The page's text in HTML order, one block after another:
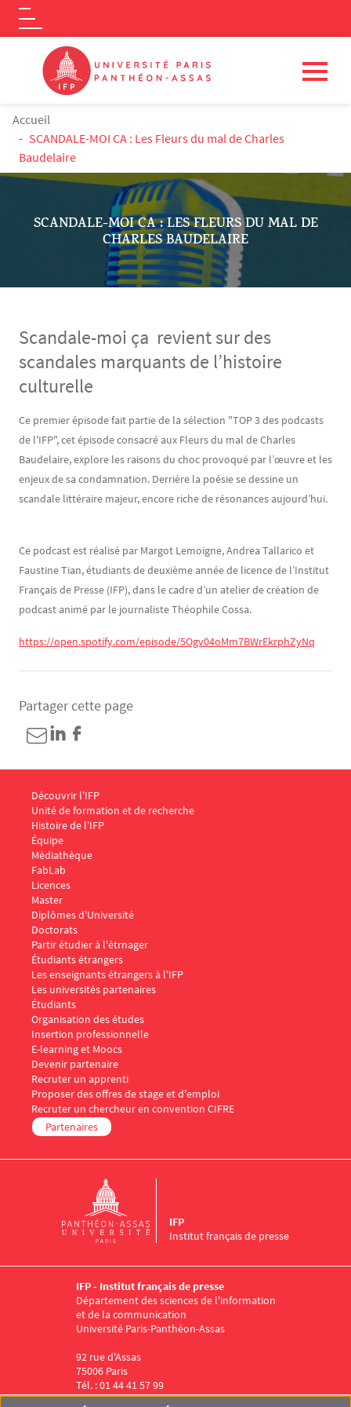
Aller au contenu principal
Logo
FIL D'ARIANE
Accueil
SCANDALE-MOI CA : Les Fleurs du mal de Charles
Baudelaire
SCANDALE-MOI CA : LES FLEURS DU MAL DE
CHARLES BAUDELAIRE
Scandale-moi ça revient sur des
scandales marquants de l’histoire
culturelle
Contenu
Texte
Ce premier épisode fait partie de la sélection "TOP 3 des podcasts
de l'IFP", cet épisode consacré aux Fleurs du mal de Charles
Baudelaire, explore les raisons du choc provoqué par l’œuvre et les
enjeux de sa condamnation. Derrière la poésie se dessine un
scandale littéraire majeur, encore riche de résonances aujourd’hui.
Ce podcast est réalisé par Margot Lemoigne, Andrea Tallarico et
Faustine Tian, étudiants de deuxième année de licence de l’Institut
Français de Presse (IFP), dans le cadre d’un atelier de création de
podcast animé par le journaliste Théophile Cossa.
https://open.spotify.com/episode/5Ogv04oMm7BWrEkrphZyNq
Partager cette page
Menu Footer IFP 1
Découvrir l'IFP
Unité de formation et de recherche
Histoire de l'IFP
Équipe
Médiathèque
FabLab
Menu Footer IFP 2
Licences
Master
Diplômes d'Université
Doctorats
Menu Footer IFP 3
Partir étudier à l'étrnager
Étudiants étrangers
Les enseignants étrangers à l'IFP
Les universités partenaires
Menu Footer IFP 4
Étudiants
Organisation des études
Insertion professionnelle
E-learning et Moocs
Menu Footer IFP 5
Devenir partenaire
Recruter un apprenti
Proposer des offres de stage et d'emploi
Recruter un chercheur en convention CIFRE
Partenaires
Institut français de presse
IFP
IFP - Institut français de presse
Département des sciences de l'information
et de la communication
Université Paris-Panthéon-Assas
92 rue d'Assas
75006 Paris
Tél. : 01 44 41 57 99
Menu RS IFP